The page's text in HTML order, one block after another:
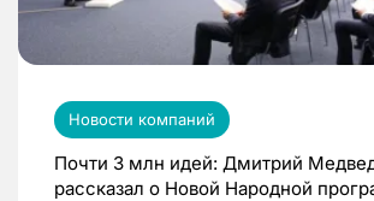
Новости компаний
Почти 3 млн идей: Дмитрий
рассказал о Новой Народной